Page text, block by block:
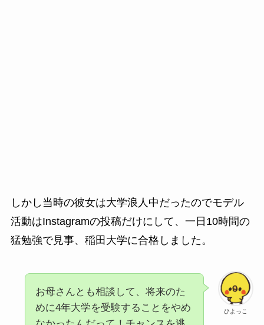
しかし当時の彼女は大学浪人中だったのでモデル
活動はInstagramの投稿だけにして、一日10時間の
猛勉強で見事、稲田大学に合格しました。
ひよっこ
お母さんとも相談して、将来のた
めに4年大学を受験することをやめ